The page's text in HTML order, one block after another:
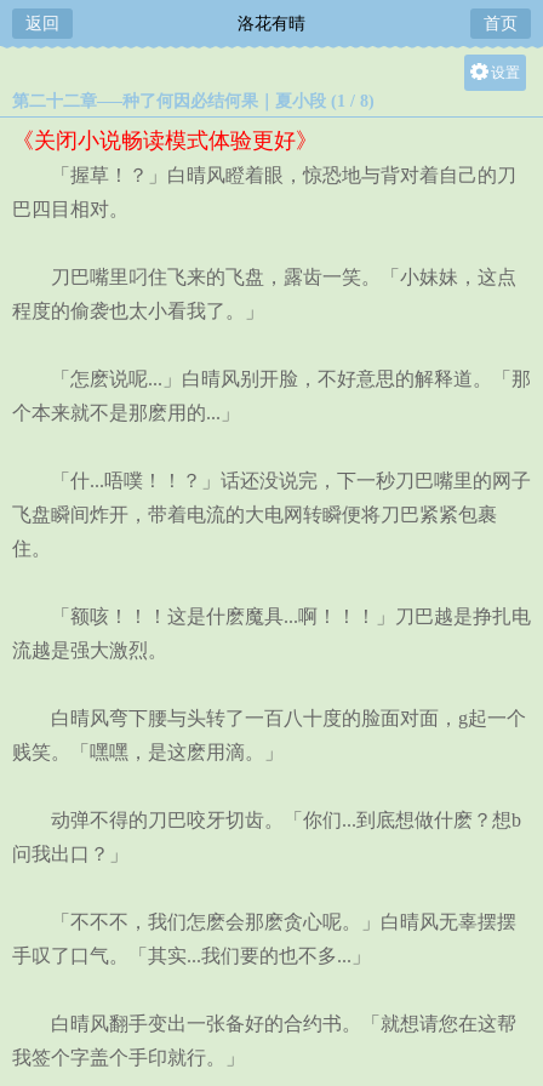
返回 洛花有晴 首页
设置
中
第二十二章—–种了何因必结何果｜夏小段 (1 / 8)
《关闭小说畅读模式体验更好》
「握草！？」白晴风瞪着眼，惊恐地与背对着自己的刀
巴四目相对。
刀巴嘴里叼住飞来的飞盘，露齿一笑。「小妹妹，这点
程度的偷袭也太小看我了。」
「怎麽说呢...」白晴风别开脸，不好意思的解释道。「那
个本来就不是那麽用的...」
「什...唔噗！！？」话还没说完，下一秒刀巴嘴里的网子
飞盘瞬间炸开，带着电流的大电网转瞬便将刀巴紧紧包裹
住。
「额咳！！！这是什麽魔具...啊！！！」刀巴越是挣扎电
流越是强大激烈。
白晴风弯下腰与头转了一百八十度的脸面对面，g起一个
贱笑。「嘿嘿，是这麽用滴。」
动弹不得的刀巴咬牙切齿。「你们...到底想做什麽？想b
问我出口？」
「不不不，我们怎麽会那麽贪心呢。」白晴风无辜摆摆
手叹了口气。「其实...我们要的也不多...」
白晴风翻手变出一张备好的合约书。「就想请您在这帮
我签个字盖个手印就行。」